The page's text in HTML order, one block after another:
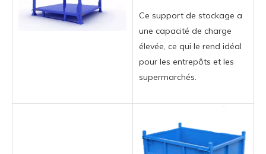
Ce support de stockage a
une capacité de charge
élevée, ce qui le rend idéal
pour les entrepôts et les
supermarchés.